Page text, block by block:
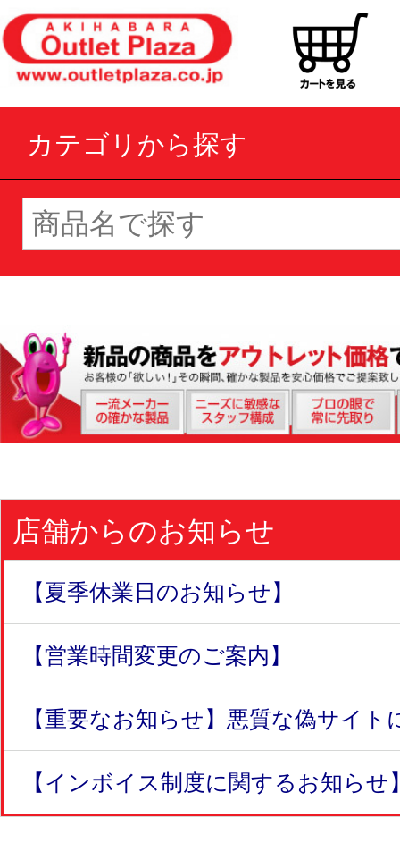
カテゴリから探す
店舗からのお知らせ
【夏季休業日のお知らせ】
【営業時間変更のご案内】
【重要なお知らせ】悪質な偽サイト
【インボイス制度に関するお知らせ